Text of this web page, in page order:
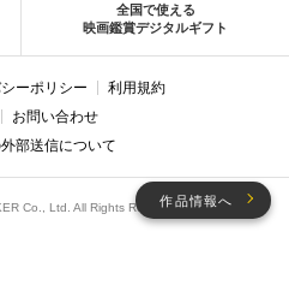
作品情報へ
全国で使える
映画鑑賞デジタルギフト
ーポリシー
利用規約
お問い合わせ
部送信について
Co., Ltd. All Rights Reserved.